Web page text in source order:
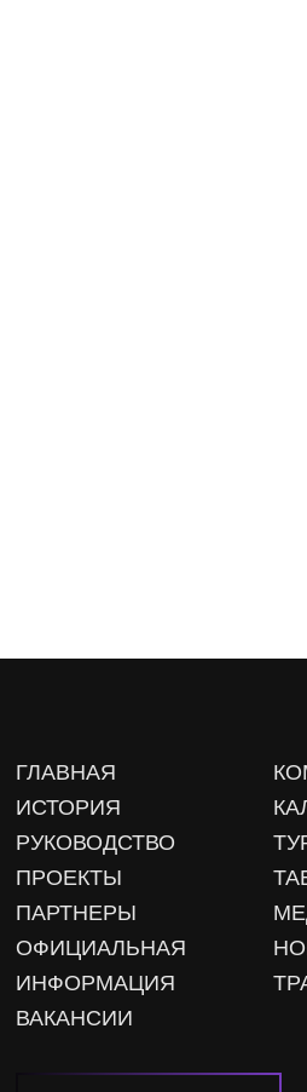
ГЛАВНАЯ
ИСТОРИЯ
РУКОВОДСТВО
ПРОЕКТЫ
ПАРТНЕРЫ
ОФИЦИАЛЬНАЯ
ИНФОРМАЦИЯ
ВАКАНСИИ